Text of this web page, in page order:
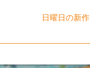
日曜日の新作